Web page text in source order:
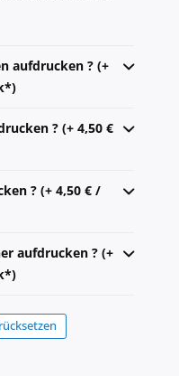
aufdrucken ? (+
? (+ 4,50 €
? (+ 4,50 € /
aufdrucken ? (+